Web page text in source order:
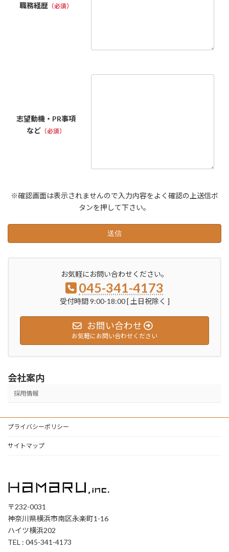
職務経歴（必須）
志望動機・PR事項
など（必須）
※確認画面は表示されませんので入力内容をよく確認の上送信ボ
タンを押して下さい。
お気軽にお問い合わせください。
045-341-4173
受付時間 9:00-18:00 [ 土日祝除く ]
お問い合わせ
お気軽にお問い合わせください
会社案内
採用情報
プライバシーポリシー
サイトマップ
〒232-0031
神奈川県横浜市南区永楽町1-16
ハイツ横浜202
TEL : 045-341-4173